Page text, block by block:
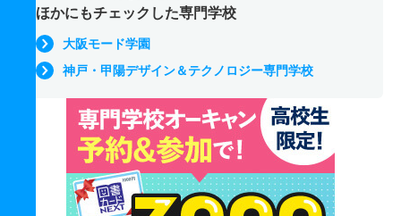
ほかにもチェックした専門学校
大阪モード学園
神戸・甲陽デザイン＆テクノロジー専門学校